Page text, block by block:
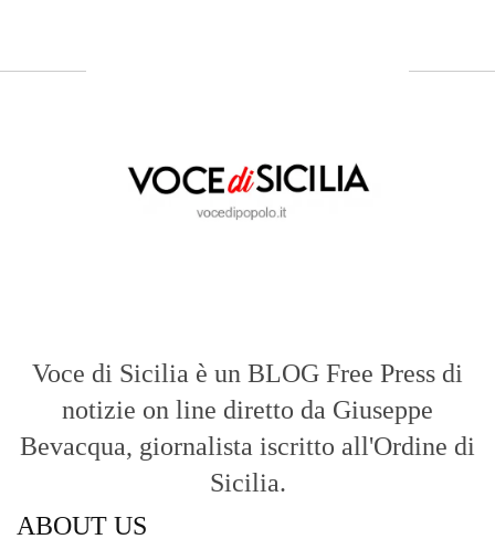
Voce di Sicilia è un BLOG Free Press di
notizie on line diretto da Giuseppe
Bevacqua, giornalista iscritto all'Ordine di
Sicilia.
ABOUT US